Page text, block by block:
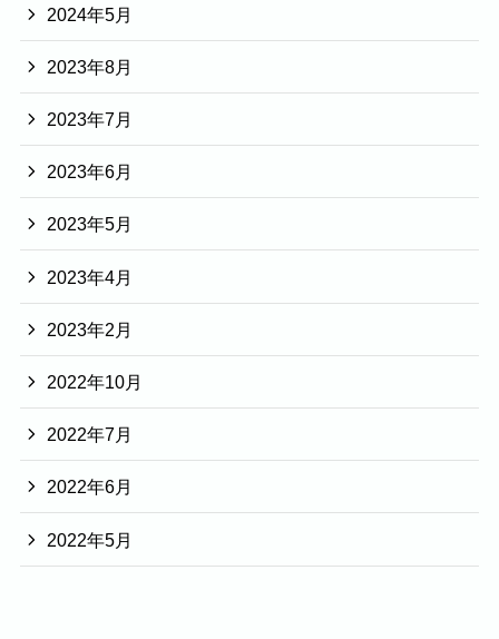
2024年5月
2023年8月
2023年7月
2023年6月
2023年5月
2023年4月
2023年2月
2022年10月
2022年7月
2022年6月
2022年5月